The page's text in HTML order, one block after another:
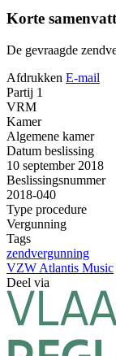
Korte
De gevraagde
Afdrukken E-mail
Partij 1
VRM
Kamer
Algemene kamer
Datum beslissing
10 september 2018
Beslissingsnummer
2018-040
Type procedure
Vergunning
Tags
zendvergunning
VZW Atlantis Music
Deel via